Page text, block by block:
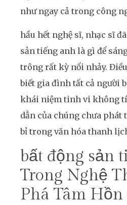
như ngay cả trong công
hầu hết nghệ sĩ, nhạc sĩ
sản tiếng anh là gì để
trông rất kỳ nổi nhảy.
biết gia đình tất cả người
khái niệm tinh vi không
dẫn của chúng chưa
bỉ trong văn hóa thanh
bất động sản
Trong Nghệ
Phá Tâm